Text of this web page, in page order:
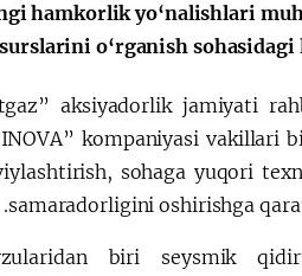
hamkorlik yo‘nalishlari
o‘rganish
aksiyadorlik jamiyati
kompaniyasi vakillari
sohaga yuqori
samaradorligini oshirishga
biri seysmik